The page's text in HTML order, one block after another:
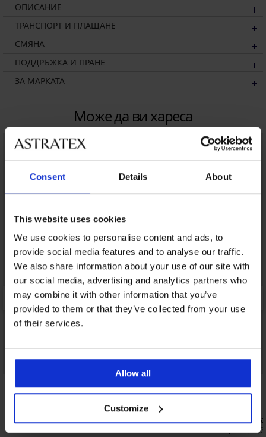
Consent Details About
This website uses cookies
We use cookies to personalise content and ads, to
provide social media features and to analyse our traffic.
We also share information about your use of our site with
our social media, advertising and analytics partners who
may combine it with other information that you’ve
provided to them or that they’ve collected from your use
of their services.
Allow all
Customize
ОПИСАНИЕ
ТРАНСПОРТ И ПЛАЩАНЕ
СМЯНА
ПОДДРЪЖКА И ПРАНЕ
ЗА МАРКАТА
Може да ви хареса
4,7
5
Смаляващ сутиен Elvira неподплатен
(70,39 лв.)
28,79 €(56,31 лв.) код: BRA20
Сутиен
49,99 €